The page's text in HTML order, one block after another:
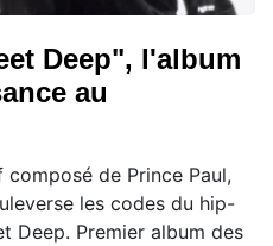
Deep", l'album
au
de Prince Paul,
les codes du hip-
Deep. Premier album des